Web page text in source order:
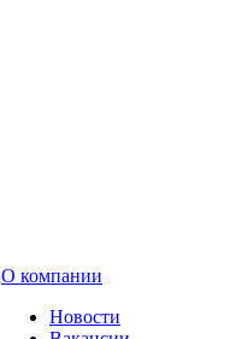
О компании
Новости